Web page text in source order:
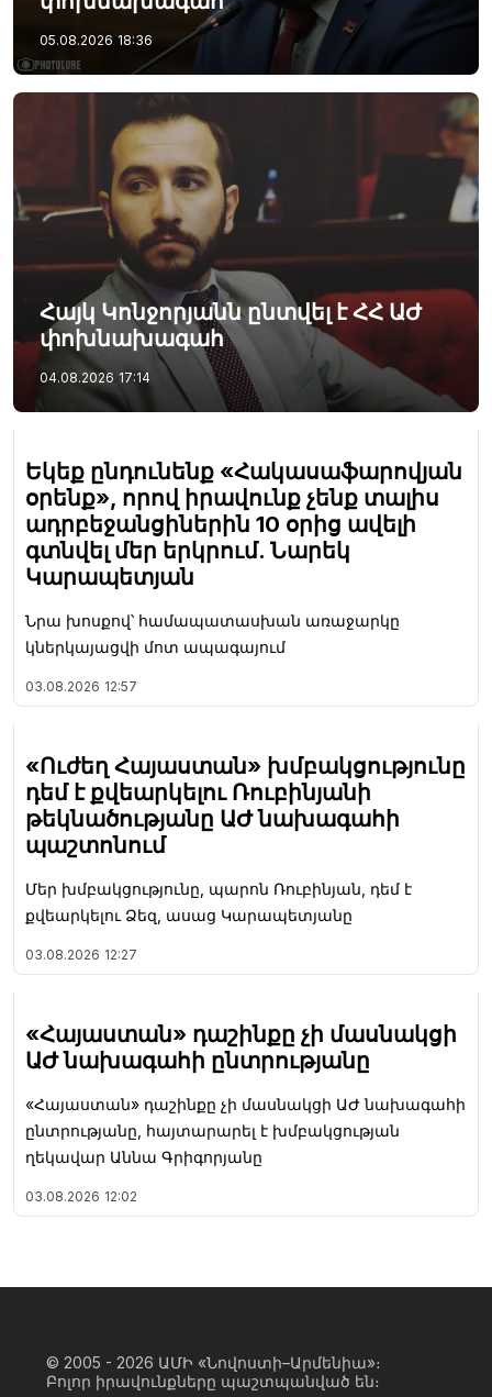
05.08.2026 18:36
Հայկ Կոնջորյանն ընտվել է ՀՀ ԱԺ
փոխնախագահ
04.08.2026 17:14
Եկեք ընդունենք «Հակասաֆարովյան
օրենք», որով իրավունք չենք տալիս
ադրբեջանցիներին 10 օրից ավելի
գտնվել մեր երկրում. Նարեկ
Կարապետյան
Նրա խոսքով՝ համապատասխան առաջարկը
կներկայացվի մոտ ապագայում
03.08.2026 12:57
«Ուժեղ Հայաստան» խմբակցությունը
դեմ է քվեարկելու Ռուբինյանի
թեկնածությանը ԱԺ նախագահի
պաշտոնում
Մեր խմբակցությունը, պարոն Ռուբինյան, դեմ է
քվեարկելու Ձեզ, ասաց Կարապետյանը
03.08.2026 12:27
«Հայաստան» դաշինքը չի մասնակցի
ԱԺ նախագահի ընտրությանը
«Հայաստան» դաշինքը չի մասնակցի ԱԺ նախագահի
ընտրությանը, հայտարարել է խմբակցության
ղեկավար Աննա Գրիգորյանը
03.08.2026 12:02
© 2005 - 2026 ԱՄԻ «Նովոստի–Արմենիա»։
Բոլոր իրավունքները պաշտպանված են։